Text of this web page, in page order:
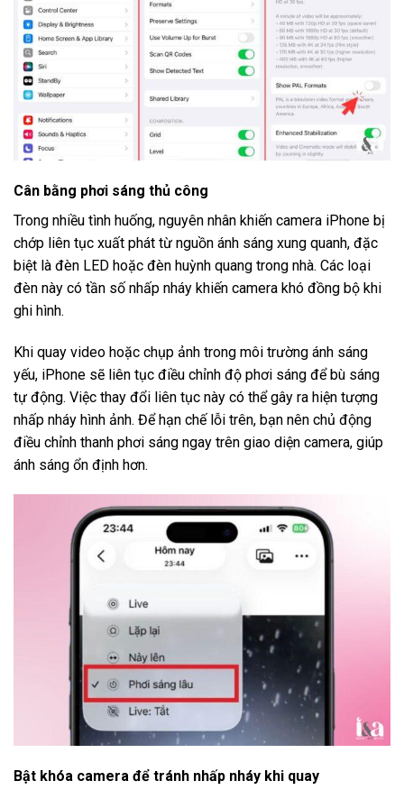
Cân bằng phơi sáng thủ công
Trong nhiều tình huống, nguyên nhân khiến camera iPhone bị
chớp liên tục xuất phát từ nguồn ánh sáng xung quanh, đặc
biệt là đèn LED hoặc đèn huỳnh quang trong nhà. Các loại
đèn này có tần số nhấp nháy khiến camera khó đồng bộ khi
ghi hình.
Khi quay video hoặc chụp ảnh trong môi trường ánh sáng
yếu, iPhone sẽ liên tục điều chỉnh độ phơi sáng để bù sáng
tự động. Việc thay đổi liên tục này có thể gây ra hiện tượng
nhấp nháy hình ảnh. Để hạn chế lỗi trên, bạn nên chủ động
điều chỉnh thanh phơi sáng ngay trên giao diện camera, giúp
ánh sáng ổn định hơn.
Bật khóa camera để tránh nhấp nháy khi quay